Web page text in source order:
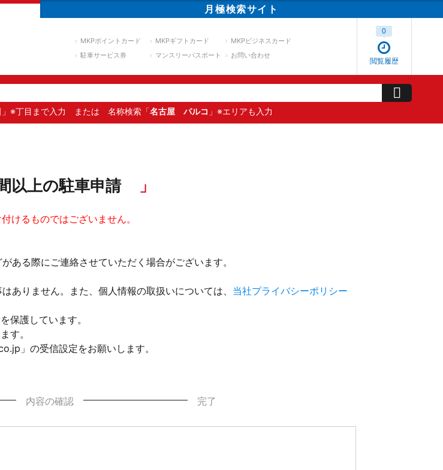
月極検索サイト
MKPポイントカード MKPギフトカード
MKPビジネスカード
駐車サービス券
マンスリーパスポート お問い合わせ
閲覧履歴
0
」※丁目まで入力 または 名称検索「名古屋 パルコ 」※エリアも入力
以上の駐車申請
けるものではございません。
ある際にご連絡させていただく場合がございます。
ありません。また、個人情報の取扱いについては、 当社プライバシーポリシー
保護しています。
す。
」の受信設定をお願いします。
内容の確認 完了